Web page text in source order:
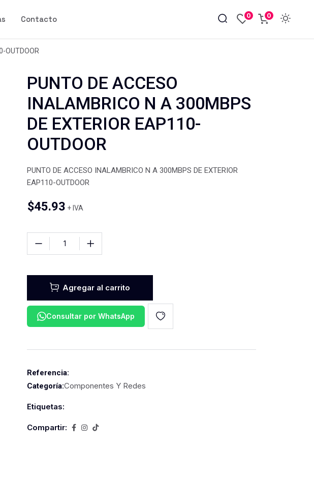
Contacto 0 0
OUTDOOR
PUNTO DE ACCESO
INALAMBRICO N A 300MBPS
DE EXTERIOR EAP110-
OUTDOOR
PUNTO DE ACCESO INALAMBRICO N A 300MBPS DE EXTERIOR
EAP110-OUTDOOR
$45.93 + IVA
Agregar al carrito
Consultar por WhatsApp
Referencia:
Categoría:Componentes Y Redes
Etiquetas:
Compartir: